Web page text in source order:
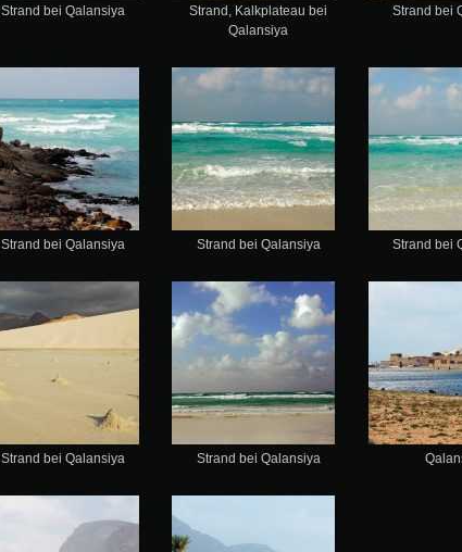
Strand bei Qalansiya
Strand, Kalkplateau bei
Qalansiya
Strand bei
Strand bei Qalansiya Strand bei Qalansiya Strand bei
Strand bei Qalansiya Strand bei Qalansiya